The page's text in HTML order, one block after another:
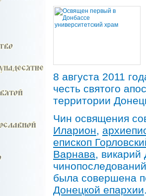
8 августа 2011
честь святого
территории
Чин освящения
Иларион,
епископ
Варнава, викарий
была совершена
Донецкой епархии